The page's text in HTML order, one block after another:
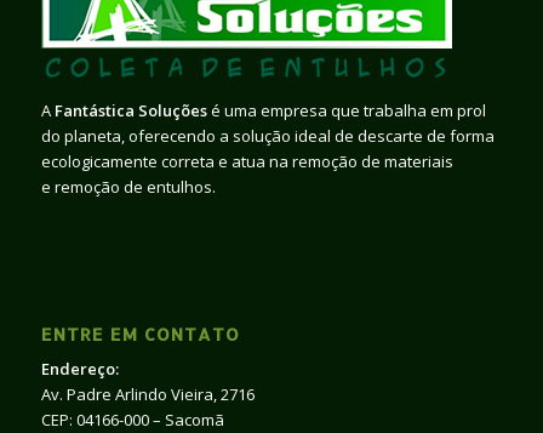
A Fantástica Soluçõesé uma empresa que trabalha em prol
do planeta, oferecendo a solução ideal de descarte de forma
ecologicamente correta e atua na remoção de materiais
e remoção de entulhos.
ENTRE EM CONTATO
Endereço:
Av. Padre Arlindo Vieira, 2716
CEP: 04166-000 – Sacomã